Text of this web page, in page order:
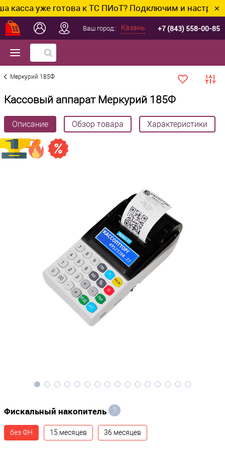
готова к ТС ПИоТ? Подключим и настроим без ✕
Ваш город:: Казань +7 (843) 558-00-85
Меркурий 185Ф
Кассовый аппарат Меркурий 185Ф
Описание Обзор товара Характеристики
Фискальный накопитель ?
без ФН 15 месяцев 36 месяцев